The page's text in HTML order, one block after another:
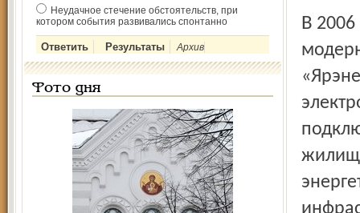
Неудачное стечение обстоятельств, при
котором события развивались спонтанно
Архив
Фото дня
В 2006 году значительные инвестиции вложены и в